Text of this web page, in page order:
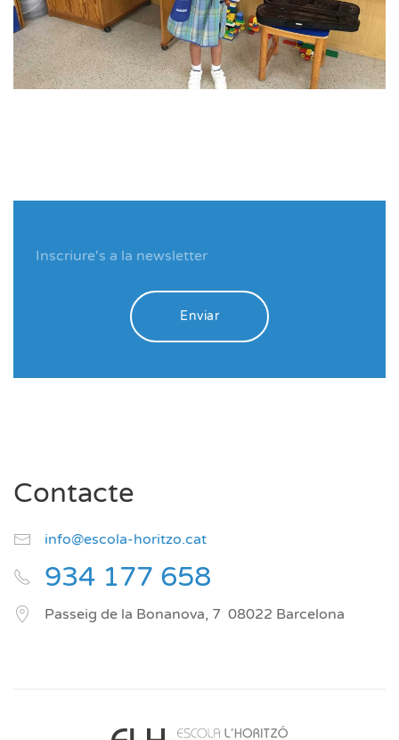
Enviar
Contacte
info@escola-horitzo.cat
934 177 658
Passeig de la Bonanova, 7 08022 Barcelona